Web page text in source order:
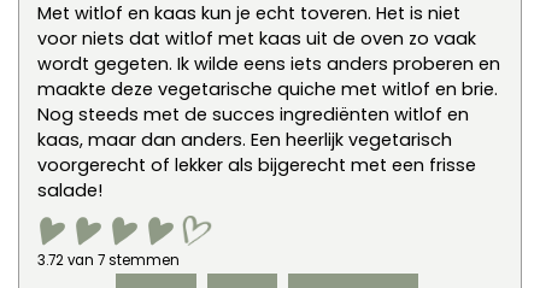
Met witlof en kaas kun je echt toveren. Het is niet
voor niets dat witlof met kaas uit de oven zo vaak
wordt gegeten. Ik wilde eens iets anders proberen en
maakte deze vegetarische quiche met witlof en brie.
Nog steeds met de succes ingrediënten witlof en
kaas, maar dan anders. Een heerlijk vegetarisch
voorgerecht of lekker als bijgerecht met een frisse
salade!
3.72van 7stemmen